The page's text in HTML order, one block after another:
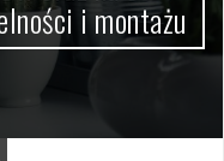
i montażu